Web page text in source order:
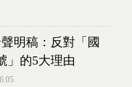
明稿：反對「國
」的5大理由